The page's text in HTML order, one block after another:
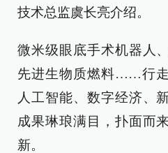
技术总监虞长亮介绍。
微米级眼底手术机器人
先进生物质燃料……行走
人工智能、数字经济、
成果琳琅满目，扑面而
新。